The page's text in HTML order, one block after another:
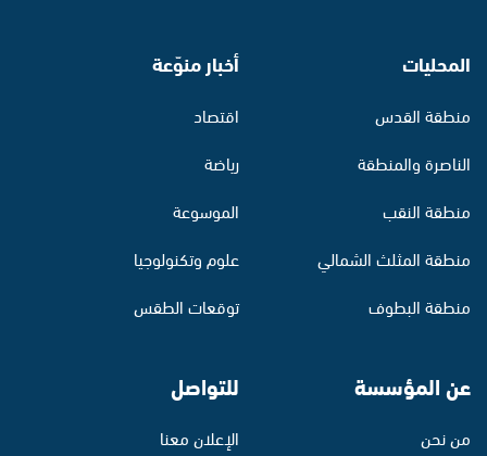
المحليات
منطقة القدس
الناصرة والمنطقة
منطقة النقب
منطقة المثلث الشمالي
منطقة البطوف
أخبار منوّعة
اقتصاد
رياضة
الموسوعة
علوم وتكنولوجيا
توقعات الطقس
عن المؤسسة
من نحن
للتواصل
الإعلان معنا